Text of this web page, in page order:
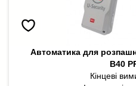
Автоматика для
B40
Кінцеві